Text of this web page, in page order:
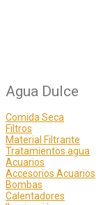
Agua Dulce
Comida Seca
Filtros
Material Filtrante
Tratamientos agua
Acuarios
Accesorios Acuarios
Bombas
Calentadores